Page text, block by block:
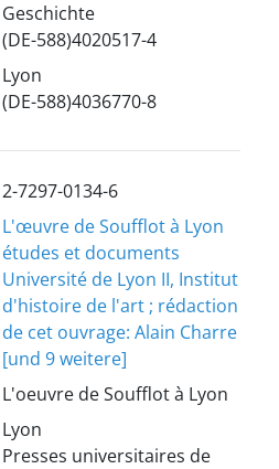
Geschichte
(DE-588)4020517-4
Lyon
(DE-588)4036770-8
2-7297-0134-6
L'œuvre de Soufflot à Lyon
études et documents
Université de Lyon II, Institut
d'histoire de l'art ; rédaction
de cet ouvrage: Alain Charre
[und 9 weitere]
L'oeuvre de Soufflot à Lyon
Lyon
Presses universitaires de